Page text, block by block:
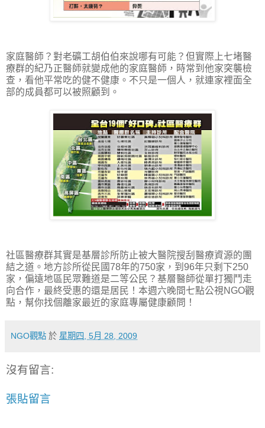
家庭醫師？對老礦工胡伯伯來說哪有可能？但實際上七堵醫
療群的紀乃正醫師就變成他的家庭醫師，時常到他家突襲檢
查，看他平常吃的健不健康。不只是一個人，就連家裡面全
部的成員都可以被照顧到。
社區醫療群其實是基層診所防止被大醫院搜刮醫療資源的團
結之道。地方診所從民國78年的750家，到96年只剩下250
家，偏遠地區民眾難道是二等公民？基層醫師從單打獨鬥走
向合作，最終受惠的還是居民！本週六晚間七點公視NGO觀
點，幫你找個離家最近的家庭專屬健康顧問！
NGO觀點 於 星期四, 5月 28, 2009
沒有留言:
張貼留言